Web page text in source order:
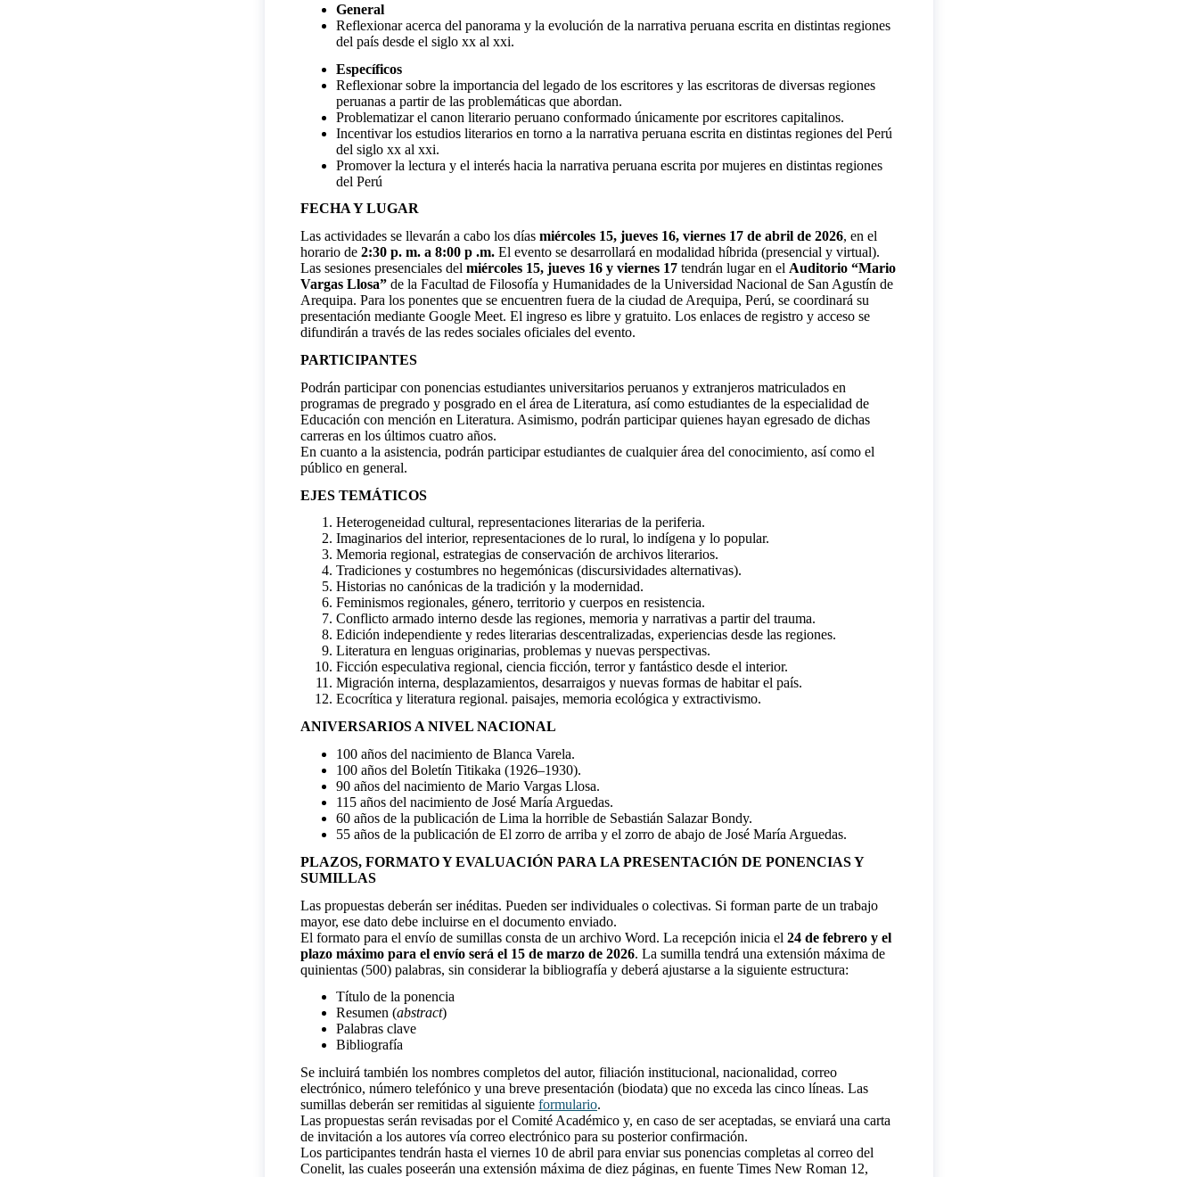
General
Reflexionar acerca del panorama y la evolución de la narrativa peruana escrita en distintas regiones
del país desde el siglo xx al xxi.
Específicos
Reflexionar sobre la importancia del legado de los escritores y las escritoras de diversas regiones
peruanas a partir de las problemáticas que abordan.
Problematizar el canon literario peruano conformado únicamente por escritores capitalinos.
Incentivar los estudios literarios en torno a la narrativa peruana escrita en distintas regiones del Perú
del siglo xx al xxi.
Promover la lectura y el interés hacia la narrativa peruana escrita por mujeres en distintas regiones
del Perú
FECHA Y LUGAR
Las actividades se llevarán a cabo los días miércoles 15, jueves 16, viernes 17 de abril de 2026, en el
horario de 2:30 p. m. a 8:00 p .m. El evento se desarrollará en modalidad híbrida (presencial y virtual).
Las sesiones presenciales del miércoles 15, jueves 16 y viernes 17 tendrán lugar en el Auditorio “Mario
Vargas Llosa” de la Facultad de Filosofía y Humanidades de la Universidad Nacional de San Agustín de
Arequipa. Para los ponentes que se encuentren fuera de la ciudad de Arequipa, Perú, se coordinará su
presentación mediante Google Meet. El ingreso es libre y gratuito. Los enlaces de registro y acceso se
difundirán a través de las redes sociales oficiales del evento.
PARTICIPANTES
Podrán participar con ponencias estudiantes universitarios peruanos y extranjeros matriculados en
programas de pregrado y posgrado en el área de Literatura, así como estudiantes de la especialidad de
Educación con mención en Literatura. Asimismo, podrán participar quienes hayan egresado de dichas
carreras en los últimos cuatro años.
En cuanto a la asistencia, podrán participar estudiantes de cualquier área del conocimiento, así como el
público en general.
EJES TEMÁTICOS
Heterogeneidad cultural, representaciones literarias de la periferia.
Imaginarios del interior, representaciones de lo rural, lo indígena y lo popular.
Memoria regional, estrategias de conservación de archivos literarios.
Tradiciones y costumbres no hegemónicas (discursividades alternativas).
Historias no canónicas de la tradición y la modernidad.
Feminismos regionales, género, territorio y cuerpos en resistencia.
Conflicto armado interno desde las regiones, memoria y narrativas a partir del trauma.
Edición independiente y redes literarias descentralizadas, experiencias desde las regiones.
Literatura en lenguas originarias, problemas y nuevas perspectivas.
Ficción especulativa regional, ciencia ficción, terror y fantástico desde el interior.
Migración interna, desplazamientos, desarraigos y nuevas formas de habitar el país.
Ecocrítica y literatura regional. paisajes, memoria ecológica y extractivismo.
ANIVERSARIOS A NIVEL NACIONAL
100 años del nacimiento de Blanca Varela.
100 años del Boletín Titikaka (1926–1930).
90 años del nacimiento de Mario Vargas Llosa.
115 años del nacimiento de José María Arguedas.
60 años de la publicación de Lima la horrible de Sebastián Salazar Bondy.
55 años de la publicación de El zorro de arriba y el zorro de abajo de José María Arguedas.
PLAZOS, FORMATO Y EVALUACIÓN PARA LA PRESENTACIÓN DE PONENCIAS Y
SUMILLAS
Las propuestas deberán ser inéditas. Pueden ser individuales o colectivas. Si forman parte de un trabajo
mayor, ese dato debe incluirse en el documento enviado.
El formato para el envío de sumillas consta de un archivo Word. La recepción inicia el 24 de febrero y el
plazo máximo para el envío será el 15 de marzo de 2026. La sumilla tendrá una extensión máxima de
quinientas (500) palabras, sin considerar la bibliografía y deberá ajustarse a la siguiente estructura:
Título de la ponencia
Resumen (abstract)
Palabras clave
Bibliografía
Se incluirá también los nombres completos del autor, filiación institucional, nacionalidad, correo
electrónico, número telefónico y una breve presentación (biodata) que no exceda las cinco líneas. Las
sumillas deberán ser remitidas al siguiente formulario.
Las propuestas serán revisadas por el Comité Académico y, en caso de ser aceptadas, se enviará una carta
de invitación a los autores vía correo electrónico para su posterior confirmación.
Los participantes tendrán hasta el viernes 10 de abril para enviar sus ponencias completas al correo del
Conelit, las cuales poseerán una extensión máxima de diez páginas, en fuente Times New Roman 12,